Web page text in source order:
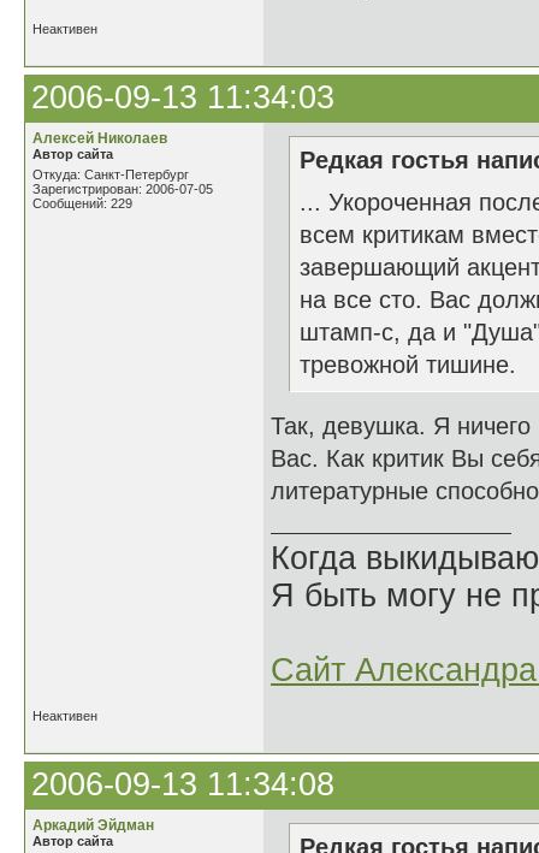
Неактивен
2006-09-13 11:34:03
Алексей Николаев
Автор сайта
Откуда: Санкт-Петербург
Зарегистрирован: 2006-07-05
Сообщений: 229
Редкая гостья
... Укороченная
всем критикам
завершающий
на все сто. Вас
штамп-с, да и
тревожной тишине.
Так, девушка. Я
Вас. Как критик Вы
литературные
Когда
Я быть могу не
Сайт
Неактивен
2006-09-13 11:34:08
Аркадий Эйдман
Автор сайта Редкая гостья